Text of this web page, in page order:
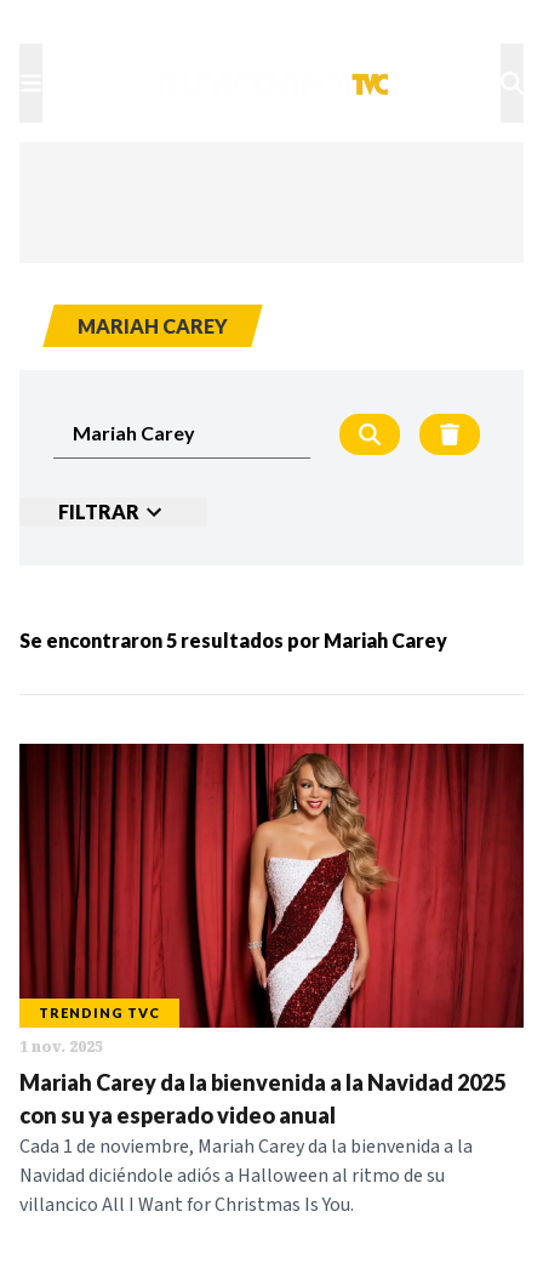
MARIAH CAREY
FILTRAR
MÁS RECIENTES
MENOS RECIENTES
IR
NOTICIAS
SERIES
Se encontraron5 resultados por Mariah Carey
TRENDING TVC
1 nov. 2025
Mariah Carey da la bienvenida a la Navidad 2025
con su ya esperado video anual
Cada 1 de noviembre, Mariah Carey da la bienvenida a la
Navidad diciéndole adiós a Halloween al ritmo de su
villancico All I Want for Christmas Is You.